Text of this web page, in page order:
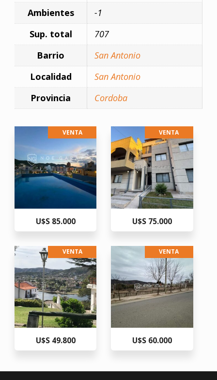
Ambientes
-1
Sup. total
707
Barrio
San Antonio
Localidad
San Antonio
Provincia
Cordoba
VENTA
U$S 85.000
VENTA
U$S 75.000
VENTA
U$S 49.800
VENTA
U$S 60.000